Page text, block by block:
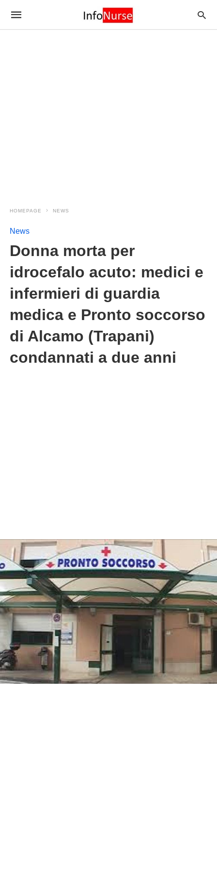
HOMEPAGE NEWS
News
Donna morta per
idrocefalo acuto: medici e
infermieri di guardia
medica e Pronto soccorso
di Alcamo (Trapani)
condannati a due anni